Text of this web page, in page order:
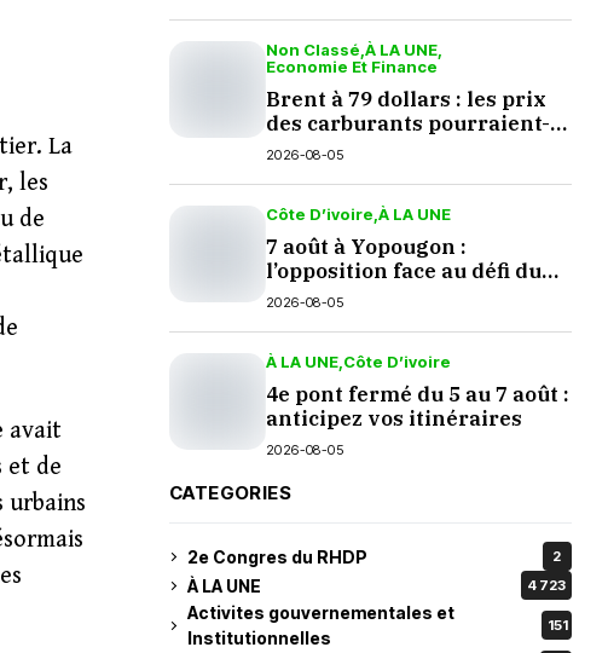
La
les
de
avait
et de
urbains
Non Classé À LA UNE
Economie Et Finance
Brent à 79 dollars : les prix
des carburants pourraient-
ils baisser en septembre ?
2026-08-05
Côte D’ivoire À LA UNE
7 août à Yopougon :
l’opposition face au défi du
dialogue
2026-08-05
À LA UNE Côte D’ivoire
4e pont fermé du 5 au 7 août :
anticipez vos itinéraires
2026-08-05
CATEGORIES
2e Congres du RHDP 2
À LA UNE 4 723
Activites gouvernementales et
Institutionnelles
151